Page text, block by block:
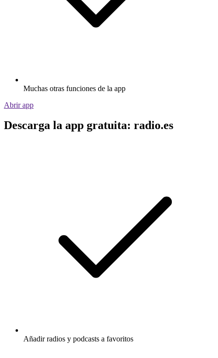
Muchas otras funciones de la app
Abrir app
Descarga la app gratuita: radio.es
Añadir radios y podcasts a favoritos